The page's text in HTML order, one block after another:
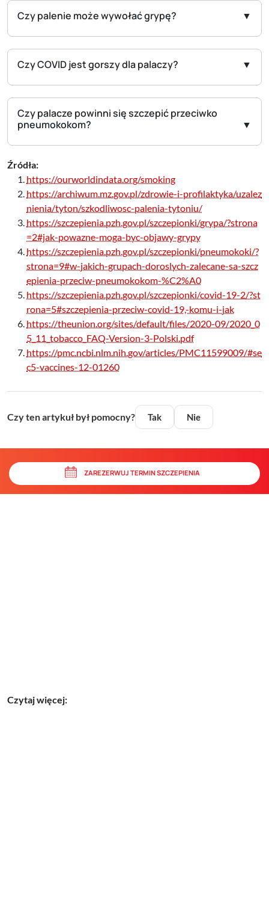
Czy palenie może wywołać grypę?
Czy COVID jest gorszy dla palaczy?
Czy palacze powinni się szczepić przeciwko
pneumokokom?
Źródła:
https://ourworldindata.org/smoking
https://archiwum.mz.gov.pl/zdrowie-i-profilaktyka/uzalez
nienia/tyton/szkodliwosc-palenia-tytoniu/
https://szczepienia.pzh.gov.pl/szczepionki/grypa/?strona
=2#jak-powazne-moga-byc-objawy-grypy
https://szczepienia.pzh.gov.pl/szczepionki/pneumokoki/?
strona=9#w-jakich-grupach-doroslych-zalecane-sa-szcz
epienia-przeciw-pneumokokom-%C2%A0
https://szczepienia.pzh.gov.pl/szczepionki/covid-19-2/?st
rona=5#szczepienia-przeciw-covid-19,-komu-i-jak
https://theunion.org/sites/default/files/2020-09/2020_0
5_11_tobacco_FAQ-Version-3-Polski.pdf
https://pmc.ncbi.nlm.nih.gov/articles/PMC11599009/#se
c5-vaccines-12-01260
Czy ten artykuł był pomocny? Tak Nie
ZAREZERWUJ TERMIN SZCZEPIENIA
Czytaj więcej: